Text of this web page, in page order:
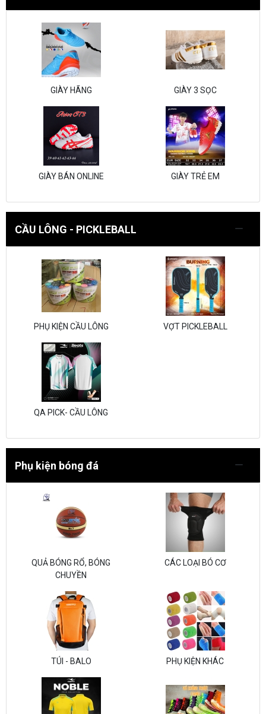
GIÀY HÃNG GIÀY 3 SỌC
GIÀY BÁN ONLINE GIÀY TRẺ EM
CẦU LÔNG - PICKLEBALL
PHỤ KIỆN CẦU LÔNG VỢT PICKLEBALL
QA PICK- CẦU LÔNG
Phụ kiện bóng đá
QUẢ BÓNG RỔ, BÓNG
CHUYỀN
CÁC LOẠI BÓ CƠ
TÚI - BALO PHỤ KIỆN KHÁC